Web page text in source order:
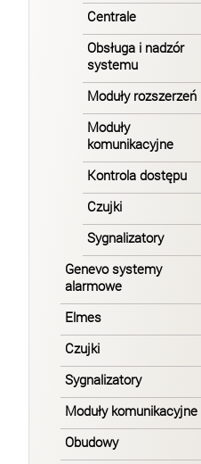
Centrale
Obsługa i nadzór
systemu
Moduły rozszerzeń
Moduły
komunikacyjne
Kontrola dostępu
Czujki
Sygnalizatory
Genevo systemy
alarmowe
Elmes
Czujki
Sygnalizatory
Moduły komunikacyjne
Obudowy